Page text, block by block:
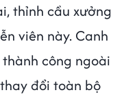
thỉnh cầu xưởng
viên này. Canh
công ngoài
đổi toàn bộ